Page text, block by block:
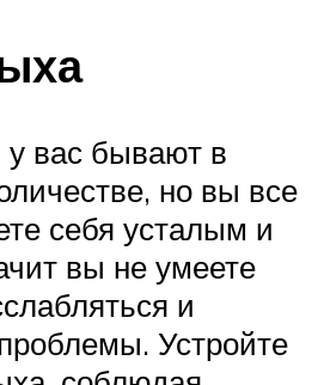
вас бывают в
но вы все
себя усталым и
вы не умеете
и
Устройте